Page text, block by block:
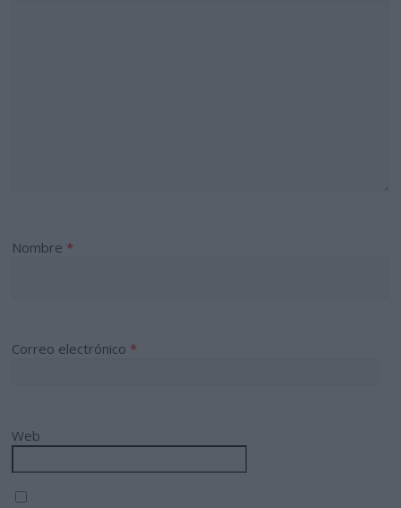
Nombre *
Correo electrónico *
Web